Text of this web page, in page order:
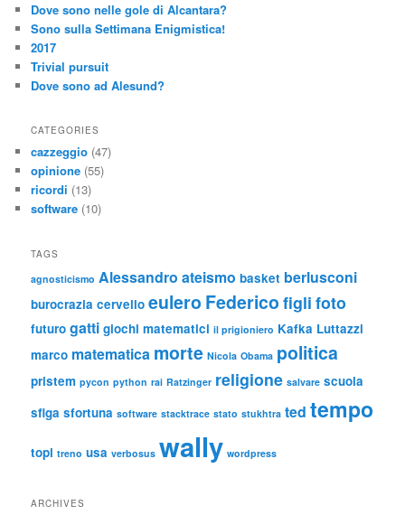
Dove sono nelle gole di Alcantara?
Sono sulla Settimana Enigmistica!
2017
Trivial pursuit
Dove sono ad Alesund?
CATEGORIES
cazzeggio (47)
opinione (55)
ricordi (13)
software (10)
TAGS
agnosticismo Alessandro ateismo basket berlusconi
burocrazia cervello eulero Federico figli foto
futuro gatti giochi matematici il prigioniero Kafka Luttazzi
marco matematica morte Nicola Obama politica
pristem pycon python rai Ratzinger religione salvare scuola
sfiga sfortuna software stacktrace stato stukhtra ted tempo
topi treno usa verbosus wally wordpress
ARCHIVES